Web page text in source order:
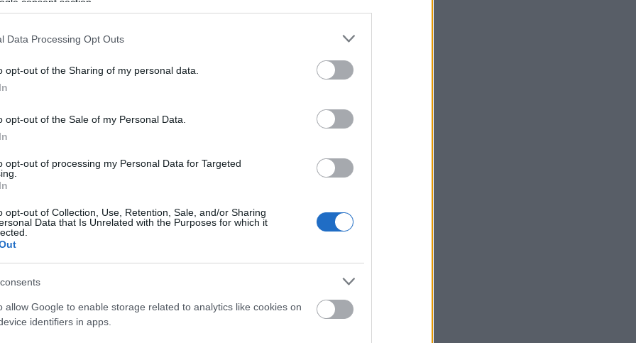
Data Processing Opt Outs
opt-out of the Sharing of my personal data.
opt-out of the Sale of my Personal Data.
opt-out of processing my Personal Data for Targeted
opt-out of Collection, Use, Retention, Sale, and/or Sharing
Data that Is Unrelated with the Purposes for which it
allow Google to enable storage related to analytics like cookies on
identifiers in apps.
nagrodę za swe osiągnięcia w badaniach świata galaktyk,
wykładu. Wybór tematu pozostawiono
nie kończących się rozterek. Tak było i tym razem.
NKJP: Jarosław Włodarczyk, Wędrówki niebieskie, 1999
w przypadku zagrożenia sztabu antykryzysowego.
który powinien czekać na wezwanie...
— że sprawa organizacji sztabu leży
w gestii
współpracę służb koordynuje Służba Kryzysowa Miasta.
NKJP: Grzegorz Mathea, IV Rzeczpospolita, 2005
jest; leży; pozostaje; pozostawić; znajduje się; zostawić